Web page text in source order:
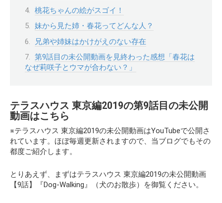
桃花ちゃんの絵がスゴイ！
妹から見た姉・春花ってどんな人？
兄弟や姉妹はかけがえのない存在
第9話目の未公開動画を見終わった感想「春花は
なぜ莉咲子とウマが合わない？」
テラスハウス 東京編2019の第9話目の未公開
動画はこちら
※テラスハウス 東京編2019の未公開動画はYouTubeで公開さ
れています。ほぼ毎週更新されますので、当ブログでもその
都度ご紹介します。
とりあえず、まずはテラスハウス 東京編2019の未公開動画
【9話】『Dog-Walking』（犬のお散歩）
を御覧ください。